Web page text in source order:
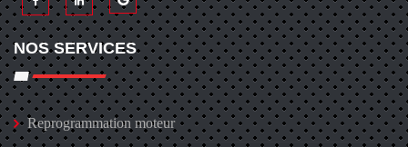
NOS SERVICES
Reprogrammation moteur